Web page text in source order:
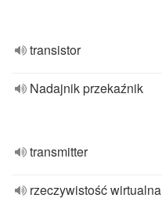
transistor
Nadajnik przekaźnik
transmitter
rzeczywistość wirtualna